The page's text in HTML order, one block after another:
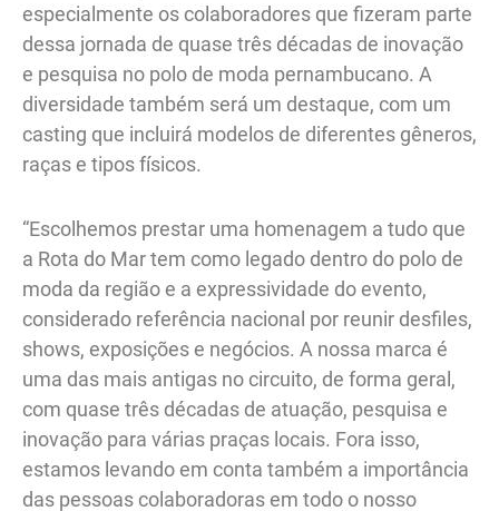
especialmente os colaboradores que fizeram parte
dessa jornada de quase três décadas de inovação
e pesquisa no polo de moda pernambucano. A
diversidade também será um destaque, com um
casting que incluirá modelos de diferentes gêneros,
raças e tipos físicos.
“Escolhemos prestar uma homenagem a tudo que
a Rota do Mar tem como legado dentro do polo de
moda da região e a expressividade do evento,
considerado referência nacional por reunir desfiles,
shows, exposições e negócios. A nossa marca é
uma das mais antigas no circuito, de forma geral,
com quase três décadas de atuação, pesquisa e
inovação para várias praças locais. Fora isso,
estamos levando em conta também a importância
das pessoas colaboradoras em todo o nosso